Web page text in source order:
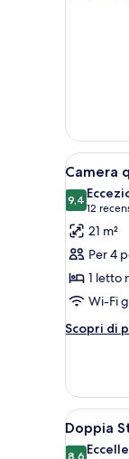
Apri
tutte
le
foto
per
Camera
6
Camera
9,49,4 su 10
12
(12
21 m²
Per 4
1 letto
Wi-Fi
Scopri di
Altri
quadrupla
Apri
tutte
7
Doppia
8,6